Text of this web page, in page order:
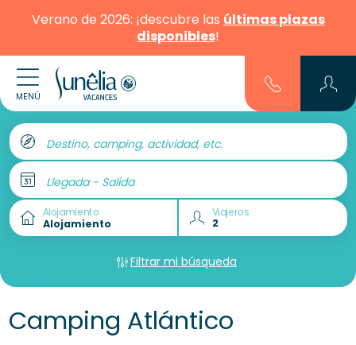
Verano de 2026: ¡descubre las últimas plazas
disponibles!
MENÚ
Destino, camping, actividad, etc.
Llegada - Salida
Alojamiento Viajeros
Filtrar mi búsqueda
Camping Atlántico